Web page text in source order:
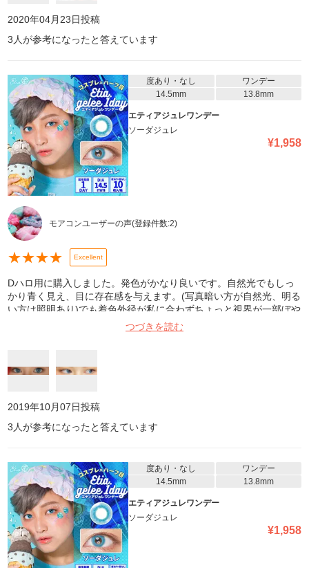
2020年04月23日投稿
3 人が参考になったと答えています
度あり・なし
ワンデー
14.5mm
13.8mm
エティアジュレワンデー
ソーダジュレ
¥1,958
モアコンユーザーの声(登録件数:2)
★★★★ Excellent
Dハロ用に購入しました。発色がかなり良いです。自然光でもしっ
かり青く見え、目に存在感を与えます。(写真暗い方が自然光、明る
い方は照明あり)でも着色外径が私に合わずちょっと視界が一部ぼや
ける感じがありました。慣れればそこまで気になりません。普段使
いは合わないかもしれません。参考になれば幸いです
つづきを読む
2019年10月07日投稿
3 人が参考になったと答えています
度あり・なし
ワンデー
14.5mm
13.8mm
エティアジュレワンデー
ソーダジュレ
¥1,958